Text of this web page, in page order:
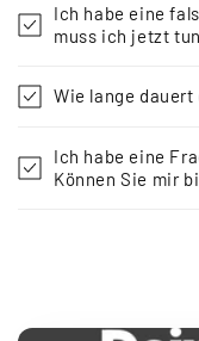
Ich habe eine
muss ich jetzt
Wie lange dauert
Ich habe eine
Können Sie mir